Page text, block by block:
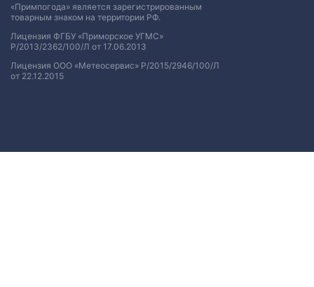
«Примпогода» является зарегистрированным
товарным знаком на территории РФ.
Лицензия ФГБУ «Приморское УГМС»
Р/2013/2362/100/Л от 17.06.2013
Лицензия ООО «Метеосервис» Р/2015/2946/100/Л
от 22.12.2015